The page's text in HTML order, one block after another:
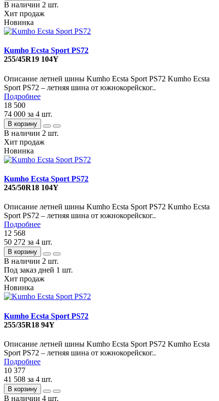
В наличии 2 шт.
Хит продаж
Новинка
Kumho Ecsta Sport PS72
255/45R19 104Y
Описание летней шины Kumho Ecsta Sport PS72 Kumho Ecsta
Sport PS72 – летняя шина от южнокорейског..
Подробнее
18 500
74 000 за 4 шт.
В корзину
В наличии 2 шт.
Хит продаж
Новинка
Kumho Ecsta Sport PS72
245/50R18 104Y
Описание летней шины Kumho Ecsta Sport PS72 Kumho Ecsta
Sport PS72 – летняя шина от южнокорейског..
Подробнее
12 568
50 272 за 4 шт.
В корзину
В наличии 2 шт.
Под заказ дней 1 шт.
Хит продаж
Новинка
Kumho Ecsta Sport PS72
255/35R18 94Y
Описание летней шины Kumho Ecsta Sport PS72 Kumho Ecsta
Sport PS72 – летняя шина от южнокорейског..
Подробнее
10 377
41 508 за 4 шт.
В корзину
В наличии 4 шт.